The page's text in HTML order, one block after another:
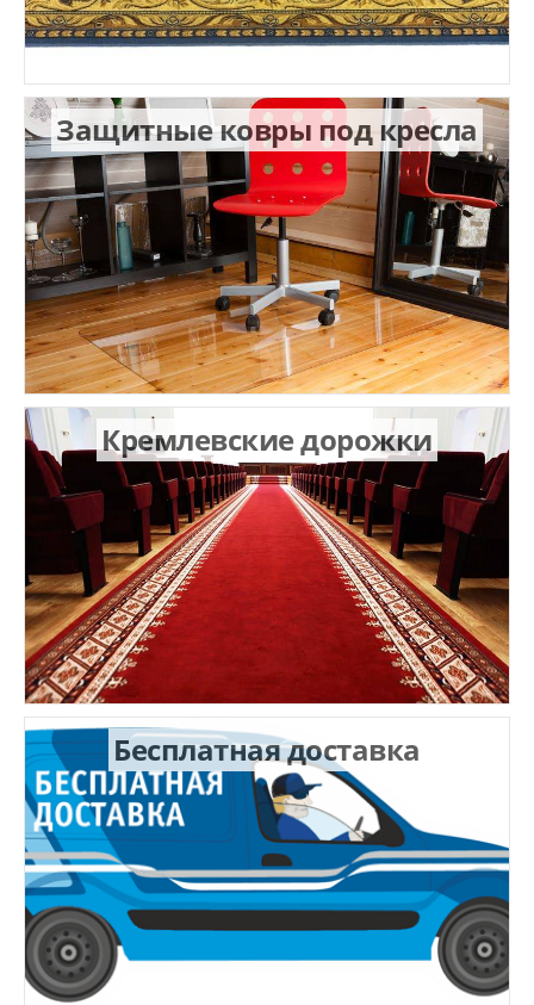
Защитные ковры под кресла
Кремлевские дорожки
Бесплатная доставка